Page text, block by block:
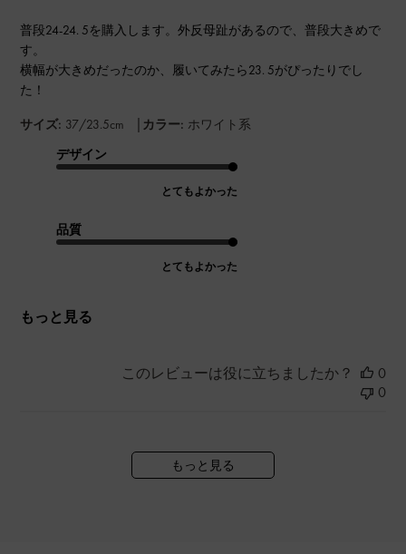
普段24-24. 5を購入します。外反母趾があるので、普段大きめで
す。
横幅が大きめだったのか、履いてみたら23. 5がぴったりでし
た！
サイズ: 37/23.5cm | カラー: ホワイト系
デザイン
とてもよかった
品質
とてもよかった
もっと見る
このレビューは役に立ちましたか？
0
0
もっと見る